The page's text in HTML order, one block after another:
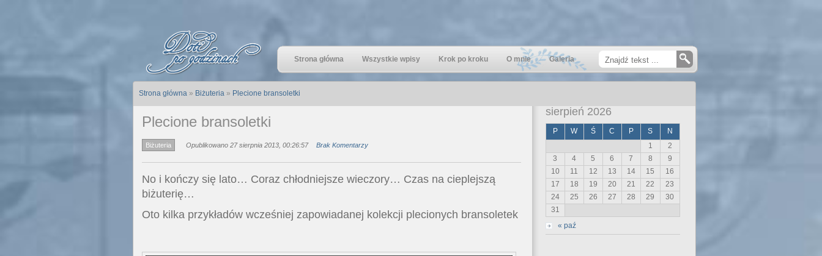
Strona główna Wszystkie wpisy Krok po kroku O mnie Galeria
Strona główna» Biżuteria» Plecione bransoletki
Plecione bransoletki
Biżuteria Opublikowano 27 sierpnia 2013, 00:26:57 Brak Komentarzy
No i kończy się lato… Coraz chłodniejsze wieczory… Czas na cieplejszą
biżuterię…
Oto kilka przykładów wcześniej zapowiadanej kolekcji plecionych bransoletek
sierpień 2026
P W Ś C P S
N
1
2
3
4 5 6 7 8
9
10
11 12 13 14 15
16
17
18 19 20 21 22
23
24
25 26 27 28 29
30
31
« paź